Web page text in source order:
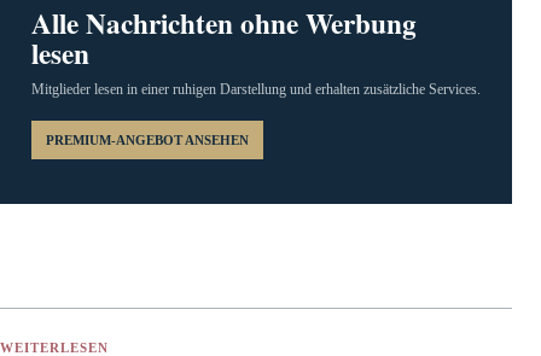
Alle Nachrichten ohne Werbung
lesen
Mitglieder lesen in einer ruhigen Darstellung und erhalten zusätzliche Services.
PREMIUM-ANGEBOT ANSEHEN
WEITERLESEN